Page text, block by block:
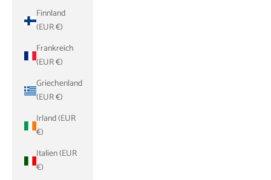
Finnland
(EUR €)
Frankreich
(EUR €)
Griechenland
(EUR €)
Irland (EUR
€)
Italien (EUR
€)